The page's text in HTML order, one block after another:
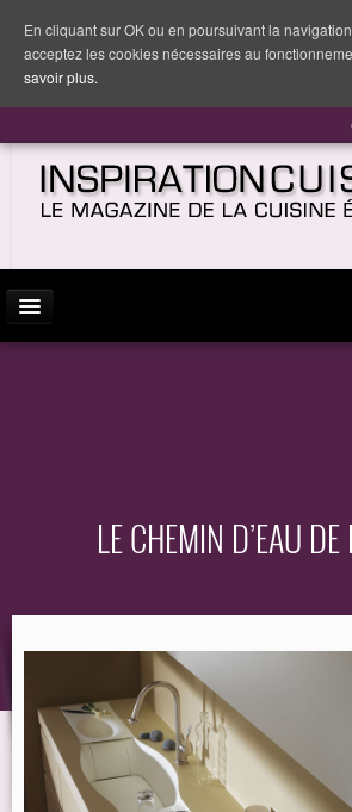
GUIDE
LE CHEMIN D’EAU DE
En cliquant sur OK ou en poursuivant la
acceptez les cookies nécessaires au
savoir plus.